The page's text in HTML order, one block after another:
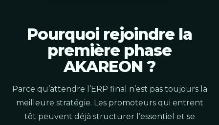
Pourquoi rejoindre la
première phase
AKAREON ?
Parce qu’attendre l’ERP final n’est pas toujours la
meilleure stratégie. Les promoteurs qui entrent
tôt peuvent déjà structurer l’essentiel et se